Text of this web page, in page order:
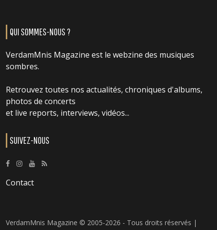
QUI SOMMES-NOUS ?
VerdamMnis Magazine est le webzine des musiques
sombres.
Retrouvez toutes nos actualités, chroniques d'albums,
photos de concerts
et live reports, interviews, vidéos...
SUIVEZ-NOUS
Contact
VerdamMnis Magazine © 2005-2026 - Tous droits réservés |